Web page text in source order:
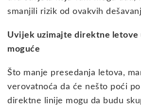
smanjili rizik od ovakvih
Uvijek uzimajte direktne letove
moguće
Što manje presedanja letova,
verovatnoća da će nešto poći
direktne linije mogu da budu